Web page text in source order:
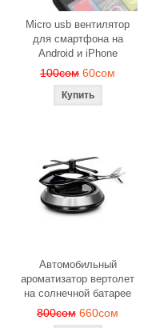
Micro usb вентилятор
для смартфона на
Android и iPhone
100сом 60сом
Автомобильный
ароматизатор вертолет
на солнечной батарее
800сом 660сом